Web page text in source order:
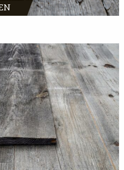
van karakteristieke
uit heel Europa.
INFO